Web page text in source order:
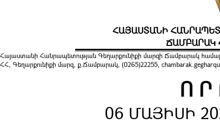
ՀԱՅԱՍՏԱՆԻ
ՃԱՄԲԱՐԱԿ
Հայաստանի Հանրապետության Գեղարքունիքի մարզի Ճամբարակ
ՀՀ, Գեղարքունիքի մարզ, ք.Ճամբարակ, (0265)22255,
Ո Ր
06 ՄԱՅԻՍԻ